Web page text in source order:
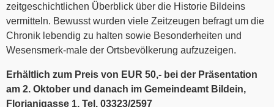
zeitgeschichtlichen Überblick über die Historie Bildeins
vermitteln. Bewusst wurden viele Zeitzeugen befragt um die
Chronik lebendig zu halten sowie Besonderheiten und
Wesensmerk-male der Ortsbevölkerung aufzuzeigen.
Erhältlich zum Preis von EUR 50,- bei der Präsentation
am 2. Oktober und danach im Gemeindeamt Bildein,
Florianigasse 1, Tel. 03323/2597